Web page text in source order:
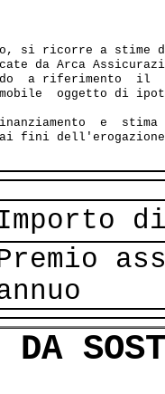
si ricorre a stime
da Arca
a riferimento  il
oggetto di
e
ai fini
DA